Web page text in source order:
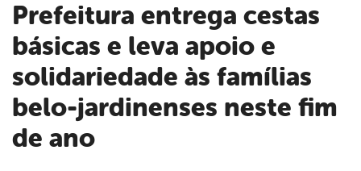
Prefeitura entrega cestas
básicas e leva apoio e
solidariedade às famílias
belo-jardinenses neste fim
de ano